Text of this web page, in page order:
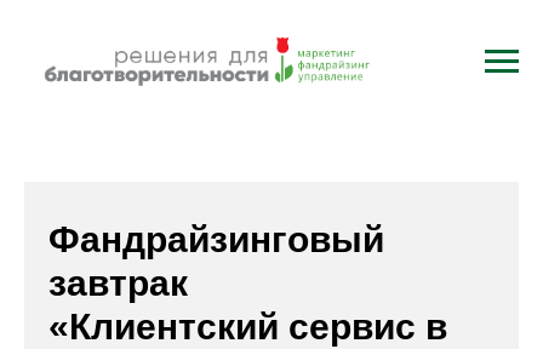
Фандрайзинговый
завтрак
«Клиентский сервис в